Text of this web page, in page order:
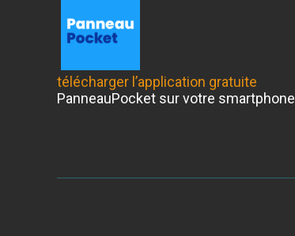
télécharger l’application gratuite
PanneauPocket sur votre smartphone